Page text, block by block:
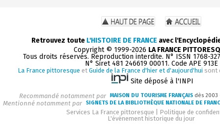
Retrouvez toute L'HISTOIRE DE FRANCE avec
Copyright © 1999-2026 LA FRANCE
Tous droits réservés. Reproduction interdite. N° ISSN 1768-
N° Siret 481 246619 00011. Code APE 913E
La France pittoresque et Guide de la France d'hier et d'aujourd'hui sont
Site déposé à l'INPI
Recommandé notamment par MAISON DU TOURISME FRANÇAIS dès
Mentionné notamment par SIGNETS DE LA BIBLIOTHÈQUE NATIONALE DE
Services La France pittoresque
Politique de
L'événement historique du jour